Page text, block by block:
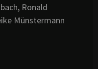
Ronald
Münstermann